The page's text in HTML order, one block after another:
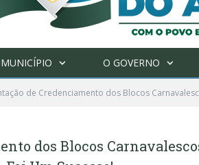
O GOVERNO
de Credenciamento dos Blocos
dos Blocos